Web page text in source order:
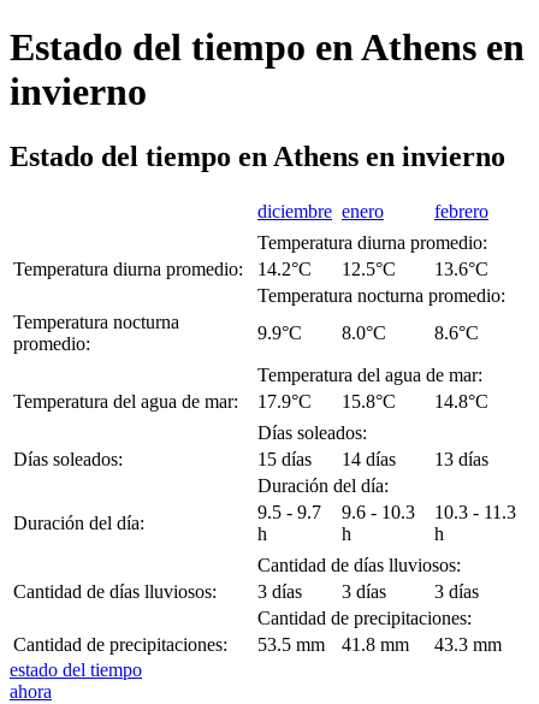
Estado del tiempo en Athens en
invierno
Estado del tiempo en Athens en invierno
diciembre enero
febrero
Temperatura diurna promedio:
Temperatura diurna promedio:
14.2°C 12.5°C
13.6°C
Temperatura nocturna promedio:
Temperatura nocturna
promedio:
9.9°C 8.0°C 8.6°C
Temperatura del agua de mar:
Temperatura del agua de mar:
17.9°C 15.8°C
14.8°C
Días soleados:
Días soleados:
15 días 14 días
13 días
Duración del día:
Duración del día:
9.5 - 9.7
h
9.6 - 10.3
h
10.3 - 11.3
h
Cantidad de días lluviosos:
Cantidad de días lluviosos:
3 días 3 días
3 días
Cantidad de precipitaciones:
Cantidad de precipitaciones:
53.5 mm 41.8 mm
43.3 mm
estado del tiempo
ahora